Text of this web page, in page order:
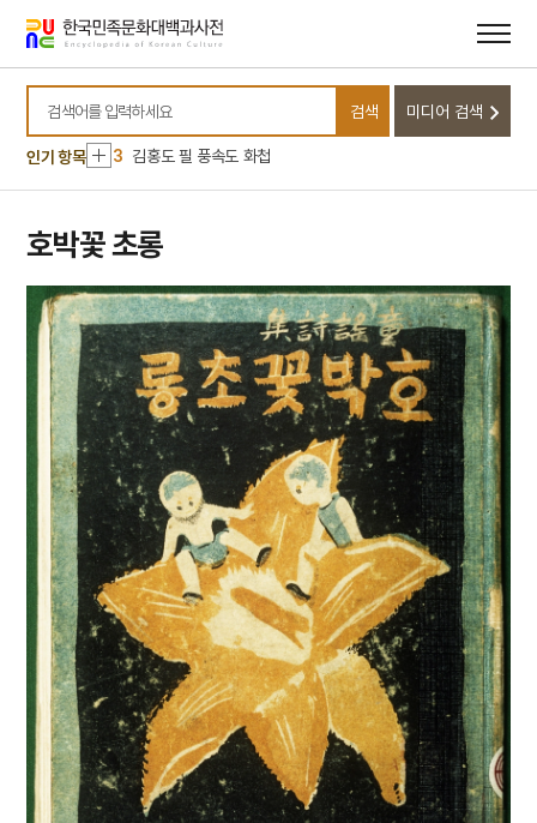
바로가기
바로가기
검색어를 입력하세요
검색 미디어 검색
인기 항목
10 미인도
1 금성대군
2 5·16
3 김홍도 필 풍속도 화첩
4 여수·순천 10·19사건
가섭산 가섭사
검모잠
7 금남정맥
8
동패낙송
9
몰부가
10
미인도
1
금성대군
2
5·16
3
김홍도 필 풍속도 화첩
4
여수·순천 10·19사건
5
가섭산 가섭사
6 검모잠
7 금남정맥
8 동패낙송
9 몰부가
10
미인도
호박꽃 초롱